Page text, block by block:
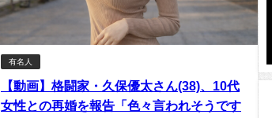
有名人
【動画】格闘家・久保優太さん(38)、10代
女性との再婚を報告「色々言われそうです